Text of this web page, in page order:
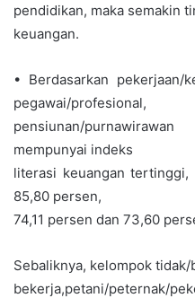
pendidikan, maka semakin
keuangan.
• Berdasarkan pekerjaan/
pegawai/profesional,
pensiunan/
mempunyai indeks
literasi keuangan tertinggi,
85,80 persen,
74,11 persen dan 73,60
Sebaliknya, kelompok tidak/
bekerja,petani/peternak/